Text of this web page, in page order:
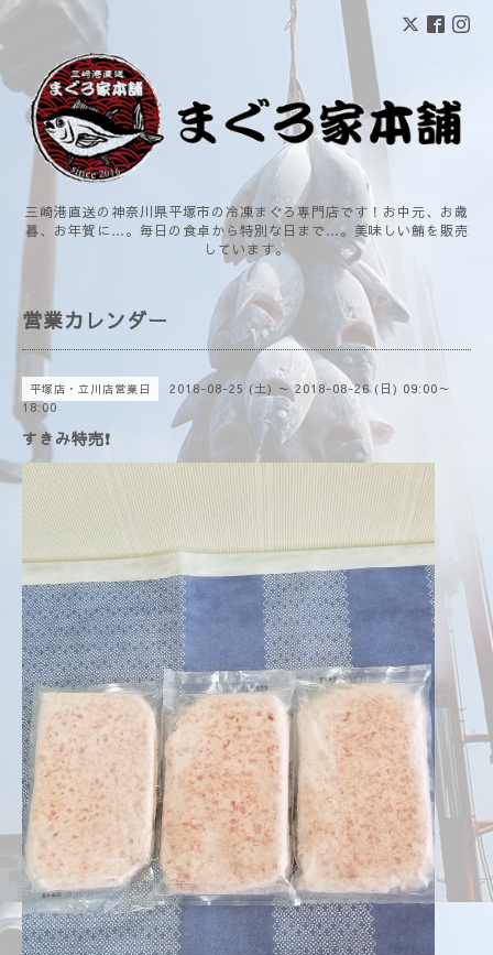
三崎港直送の神奈川県平塚市の冷凍まぐろ専門店です！お中元、お歳
暮、お年賀に…。毎日の食卓から特別な日まで…。美味しい鮪を販売
しています。
営業カレンダー
平塚店・立川店営業日
2018-08-25 (土) ～ 2018-08-26 (日) 09:00～
18:00
すきみ特売❗